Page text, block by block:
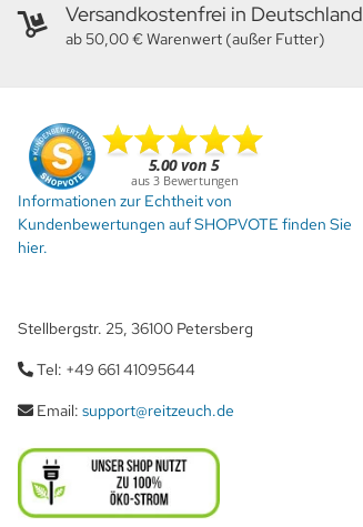
Versandkostenfrei in Deutschland
ab 50,00 € Warenwert (außer Futter)
Informationen zur Echtheit von
Kundenbewertungen auf SHOPVOTE finden Sie
hier.
Stellbergstr. 25, 36100 Petersberg
Tel: +49 661 41095644
Email: support@reitzeuch.de